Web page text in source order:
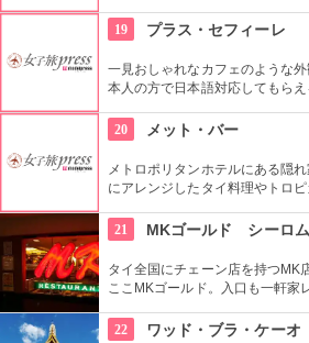
ープで炊いたご飯の上に鶏肉を
の特製タレをかけて食べます。
19 プラス・セフィーレ
一見おしゃれなカフェのような
本人の方で日本語対応してもら
も人気です。
20 メット・バー
メトロポリタンホテルにある隠
にアレンジしたタイ料理やトロ
によってはダンスもできます。
21 MKゴールド シーロ
タイ全国にチェーン店を持つMK
ここMKゴールド。入口も一軒家
の種類も豊富に置いてある。食
22 ワッド・ブラ・ケーオ